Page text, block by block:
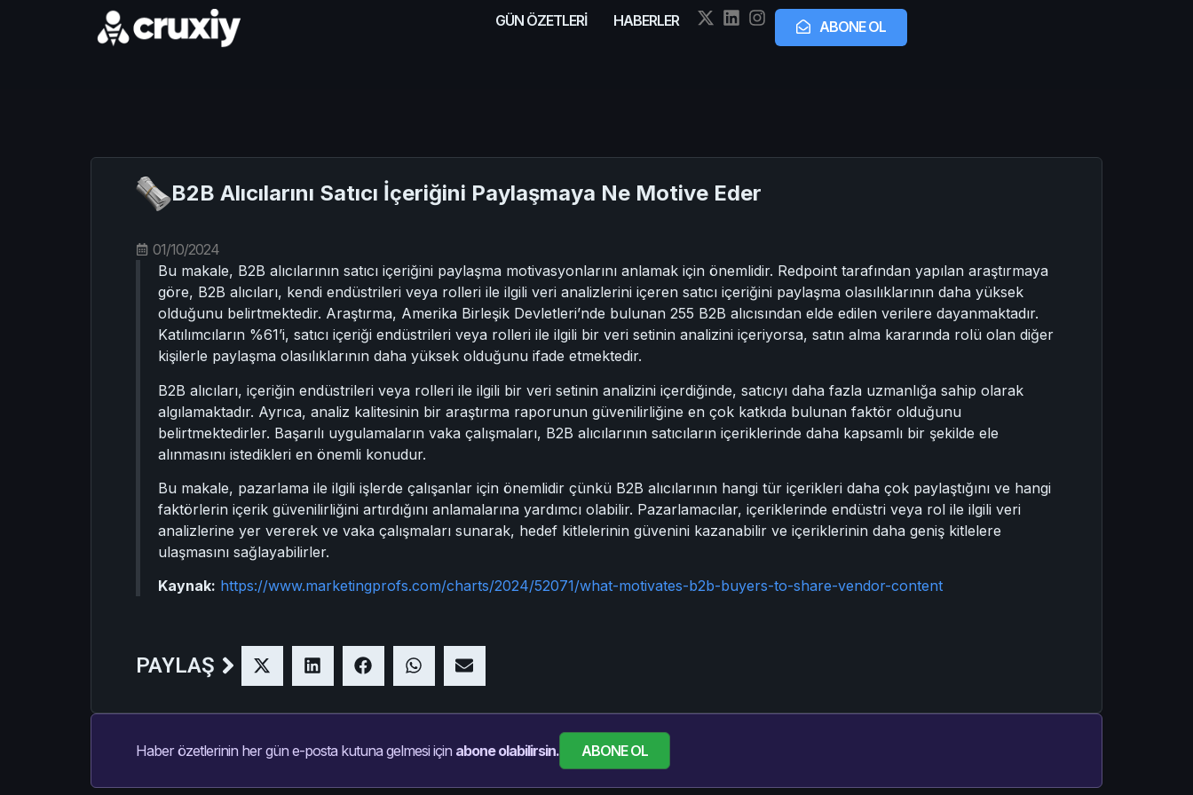
GÜN ÖZETLERİ HABERLER ABONE OL
B2B Alıcılarını Satıcı İçeriğini Paylaşmaya Ne Motive Eder
01/10/2024
Bu makale, B2B alıcılarının satıcı içeriğini paylaşma motivasyonlarını anlamak için önemlidir. Redpoint tarafından yapılan araştırmaya
göre, B2B alıcıları, kendi endüstrileri veya rolleri ile ilgili veri analizlerini içeren satıcı içeriğini paylaşma olasılıklarının daha yüksek
olduğunu belirtmektedir. Araştırma, Amerika Birleşik Devletleri’nde bulunan 255 B2B alıcısından elde edilen verilere dayanmaktadır.
Katılımcıların %61’i, satıcı içeriği endüstrileri veya rolleri ile ilgili bir veri setinin analizini içeriyorsa, satın alma kararında rolü olan diğer
kişilerle paylaşma olasılıklarının daha yüksek olduğunu ifade etmektedir.
B2B alıcıları, içeriğin endüstrileri veya rolleri ile ilgili bir veri setinin analizini içerdiğinde, satıcıyı daha fazla uzmanlığa sahip olarak
algılamaktadır. Ayrıca, analiz kalitesinin bir araştırma raporunun güvenilirliğine en çok katkıda bulunan faktör olduğunu
belirtmektedirler. Başarılı uygulamaların vaka çalışmaları, B2B alıcılarının satıcıların içeriklerinde daha kapsamlı bir şekilde ele
alınmasını istedikleri en önemli konudur.
Bu makale, pazarlama ile ilgili işlerde çalışanlar için önemlidir çünkü B2B alıcılarının hangi tür içerikleri daha çok paylaştığını ve hangi
faktörlerin içerik güvenilirliğini artırdığını anlamalarına yardımcı olabilir. Pazarlamacılar, içeriklerinde endüstri veya rol ile ilgili veri
analizlerine yer vererek ve vaka çalışmaları sunarak, hedef kitlelerinin güvenini kazanabilir ve içeriklerinin daha geniş kitlelere
ulaşmasını sağlayabilirler.
Kaynak: https://www.marketingprofs.com/charts/2024/52071/what-motivates-b2b-buyers-to-share-vendor-content
PAYLAŞ
Haber özetlerinin her gün e-posta kutuna gelmesi için abone olabilirsin. ABONE OL